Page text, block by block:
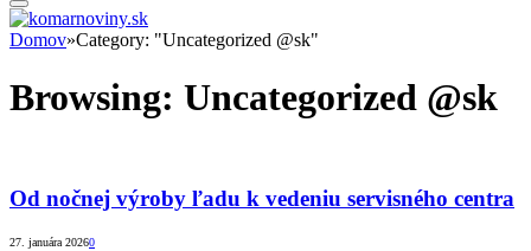
Domov»Category: "Uncategorized @sk"
Browsing: Uncategorized @sk
Od nočnej výroby ľadu k vedeniu servisného centra
27. januára 20260